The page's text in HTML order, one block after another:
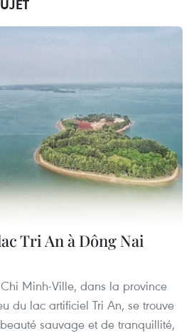
Tri An à Dông Nai
Minh-Ville, dans la province
du lac artificiel Tri An, se trouve
sauvage et de tranquillité,